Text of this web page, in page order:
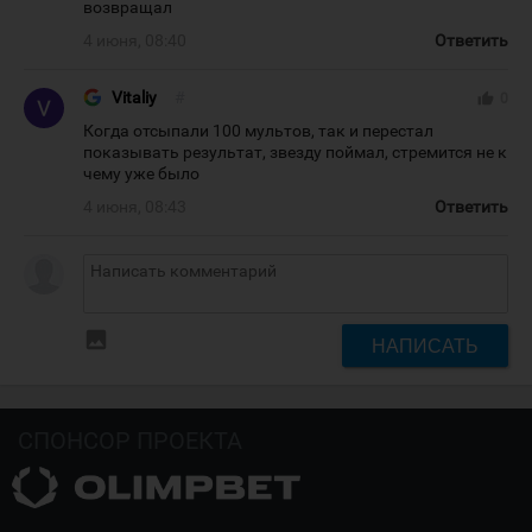
возвращал
Ответить
Vitaliy
Когда отсыпали 100 мультов, так и перестал
показывать результат, звезду поймал, стремится не к
чему уже было
Ответить
НАПИСАТЬ